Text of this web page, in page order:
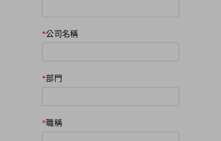
公司名稱
部門
職稱